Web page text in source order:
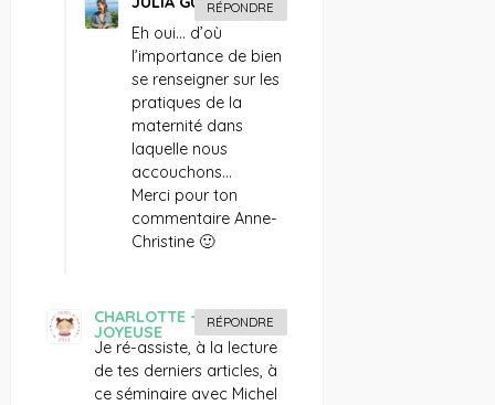
Eh oui… d’où
l’importance de bien
se renseigner sur les
pratiques de la
maternité dans
laquelle nous
accouchons…
Merci pour ton
commentaire Anne-
Christine 🙂
RÉPONDRE
CHARLOTTE - ENFANCE
JOYEUSE
Je ré-assiste, à la lecture
de tes derniers articles, à
ce séminaire avec Michel
RÉPONDRE